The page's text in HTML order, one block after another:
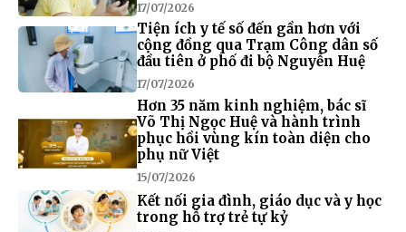
17/07/2026
Tiện ích y tế số đến gần hơn với
cộng đồng qua Trạm Công dân số
đầu tiên ở phố đi bộ Nguyễn Huệ
17/07/2026
Hơn 35 năm kinh nghiệm, bác sĩ
Võ Thị Ngọc Huệ và hành trình
phục hồi vùng kín toàn diện cho
phụ nữ Việt
15/07/2026
Kết nối gia đình, giáo dục và y học
trong hỗ trợ trẻ tự kỷ